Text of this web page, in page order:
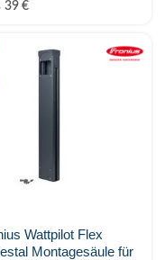
39 €
Wattpilot Flex
Montagesäule für